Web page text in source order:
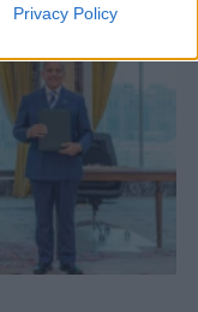
Privacy Policy